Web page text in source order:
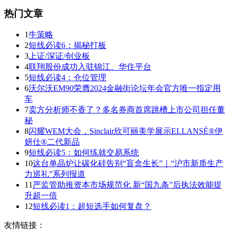
热门文章
1牛策略
2短线必读6：揭秘打板
3 上证/深证/创业板
4联翔股份成功入驻锦江、华住平台
5短线必读4：仓位管理
6沃尔沃EM90荣膺2024金融街论坛年会官方唯一指定用
车
7卖方分析师不香了？多名券商首席跳槽上市公司担任董
秘
8闪耀WEM大会，Sinclair欣可丽美学展示ELLANSÉ®伊
妍仕®二代新品
9短线必读5：如何练就交易系统
10这台单晶炉让碳化硅告别“盲盒生长”｜“沪市新质生产
力巡礼”系列报道
11 严监管助推资本市场规范化 新“国九条”后执法效能提
升超一倍
12短线必读1：超短选手如何复盘？
友情链接：